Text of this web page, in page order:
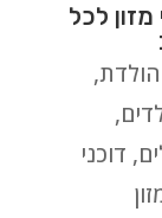
לכל
הולדת,
דוכני